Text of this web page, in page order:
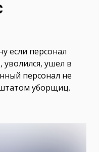
если персонал
ушел в
персонал не
уборщиц.